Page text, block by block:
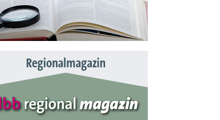
Regionalmagazin